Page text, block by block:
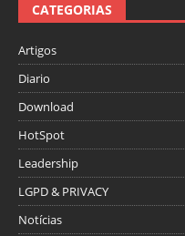
CATEGORIAS
Artigos
Diario
Download
HotSpot
Leadership
LGPD & PRIVACY
Notícias